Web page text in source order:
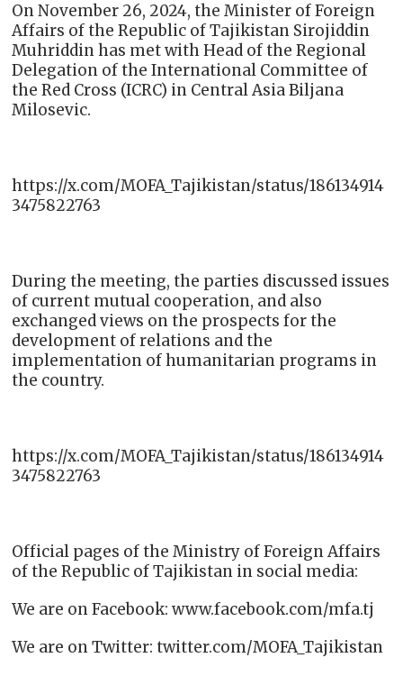
On November 26, 2024, the Minister of Foreign
Affairs of the Republic of Tajikistan Sirojiddin
Muhriddin has met with Head of the Regional
Delegation of the International Committee of
the Red Cross (ICRC) in Central Asia Biljana
Milosevic.
https://x.com/MOFA_Tajikistan/status/186134914
3475822763
During the meeting, the parties discussed issues
of current mutual cooperation, and also
exchanged views on the prospects for the
development of relations and the
implementation of humanitarian programs in
the country.
https://x.com/MOFA_Tajikistan/status/186134914
3475822763
Official pages of the Ministry of Foreign Affairs
of the Republic of Tajikistan in social media:
We are on Facebook: www.facebook.com/mfa.tj
We are on Twitter: twitter.com/MOFA_Tajikistan